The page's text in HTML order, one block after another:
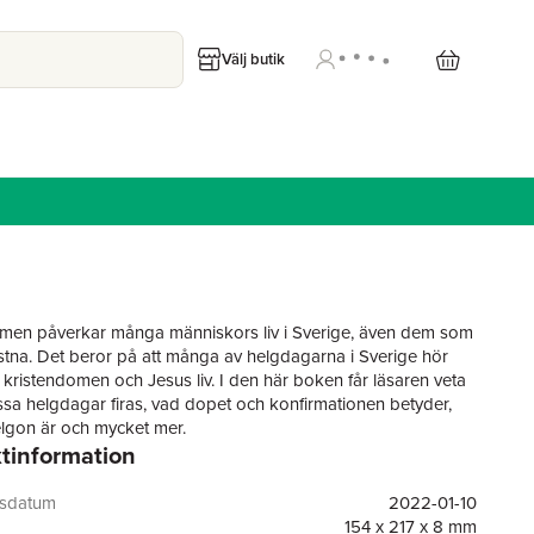
Välj butik
påverkar många människors liv i Sverige, även dem som
Det beror på att många av helgdagarna i Sverige hör
och Jesus liv. I den här boken får läsaren veta
helgdagar firas, vad dopet och konfirmationen betyder,
är och mycket mer.
Lycken Rüter är gymnasielärare i svenska, religion och
har de skrivit flera faktaböcker på Nypon och Vilja
2022-01-10
154 x 217 x 8 mm